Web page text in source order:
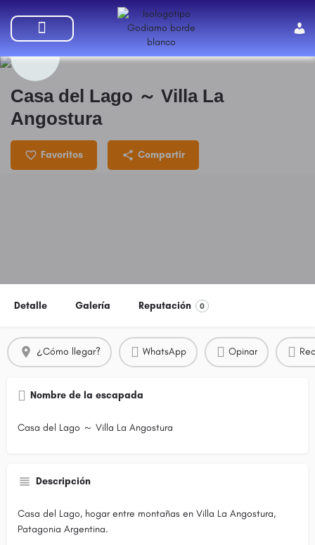
Casa del Lago ～ Villa La
Angostura
Favoritos Compartir
Detalle Galería Reputación 0
¿Cómo llegar? WhatsApp Opinar
Nombre de la escapada
Casa del Lago ～ Villa La Angostura
Descripción
Casa del Lago, hogar entre montañas en Villa La Angostura,
Patagonia Argentina.